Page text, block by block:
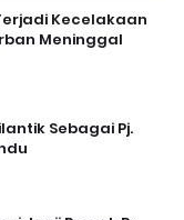
Terjadi Kecelakaan
Meninggal
Sebagai Pj.